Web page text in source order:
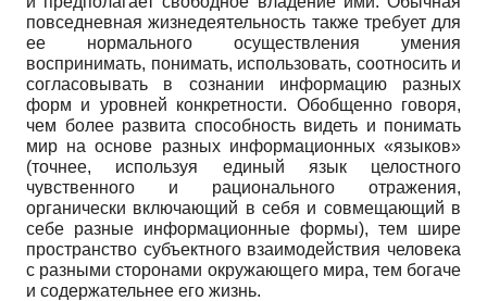
повседневная жизнедеятельность также требует для
ее нормального осуществления умения
воспринимать, понимать, использовать, соотносить и
согласовывать в сознании информацию разных
форм и уровней конкретности. Обобщенно говоря,
чем более развита способность видеть и понимать
мир на основе разных информационных «языков»
(точнее, используя единый язык целостного
чувственного и рационального отражения,
органически включающий в себя и совмещающий в
себе разные информационные формы), тем шире
пространство субъектного взаимодействия человека
с разными сторонами окружающего мира, тем богаче
и содержательнее его жизнь.